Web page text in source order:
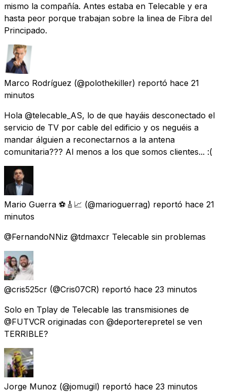
mismo la compañía. Antes estaba en Telecable y era
hasta peor porque trabajan sobre la linea de Fibra del
Principado.
Marco Rodríguez (@polothekiller) reportó hace 21
minutos
Hola @telecable_AS, lo de que hayáis desconectado el
servicio de TV por cable del edificio y os neguéis a
mandar álguien a reconectarnos a la antena
comunitaria??? Al menos a los que somos clientes... :(
Mario Guerra ⚽🎸📈 (@marioguerrag) reportó hace 21
minutos
@FernandoNNiz @tdmaxcr Telecable sin problemas
@cris525cr (@Cris07CR) reportó hace 23 minutos
Solo en Tplay de Telecable las transmisiones de
@FUTVCR originadas con @deporterepretel se ven
TERRIBLE?
Jorge Munoz (@jomugil) reportó hace 23 minutos